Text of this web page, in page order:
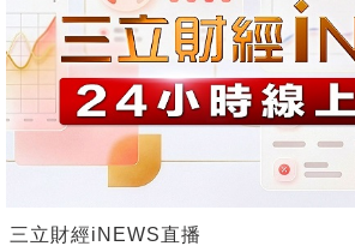
三立財經iNEWS直播